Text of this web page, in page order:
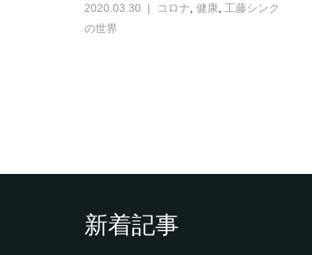
2020.03.30 コロナ 健康 工藤シンク
の世界
新着記事